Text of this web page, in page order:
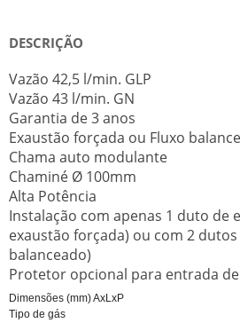
DESCRIÇÃO
Vazão 42,5 l/min. GLP
Vazão 43 l/min. GN
Garantia de 3 anos
Exaustão forçada ou Fluxo
Chama auto modulante
Chaminé Ø 100mm
Alta Potência
Instalação com apenas 1 duto de
exaustão forçada) ou com 2
balanceado)
Protetor opcional para entrada
Dimensões (mm) AxLxP
Tipo de gás